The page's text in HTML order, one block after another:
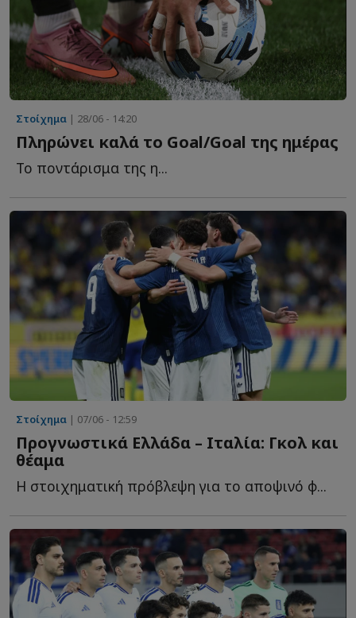
Στοίχημα | 28/06 - 14:20
Πληρώνει καλά το Goal/Goal της ημέρας
Το ποντάρισμα της η...
Στοίχημα | 07/06 - 12:59
Προγνωστικά Ελλάδα – Ιταλία: Γκολ και
θέαμα
Η στοιχηματική πρόβλεψη για το αποψινό φ...